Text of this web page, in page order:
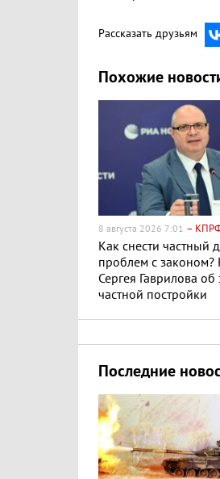
Рассказать друзьям
Похожие
8 августа 2026 7:01 –
Как снести частный
проблем с законом?
Сергея Гаврилова об
частной постройки
Последние